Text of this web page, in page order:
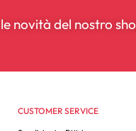
novità del nostro
CUSTOMER SERVICE